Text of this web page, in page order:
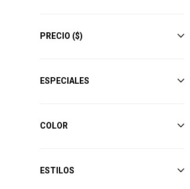
PRECIO ($)
ESPECIALES
COLOR
ESTILOS